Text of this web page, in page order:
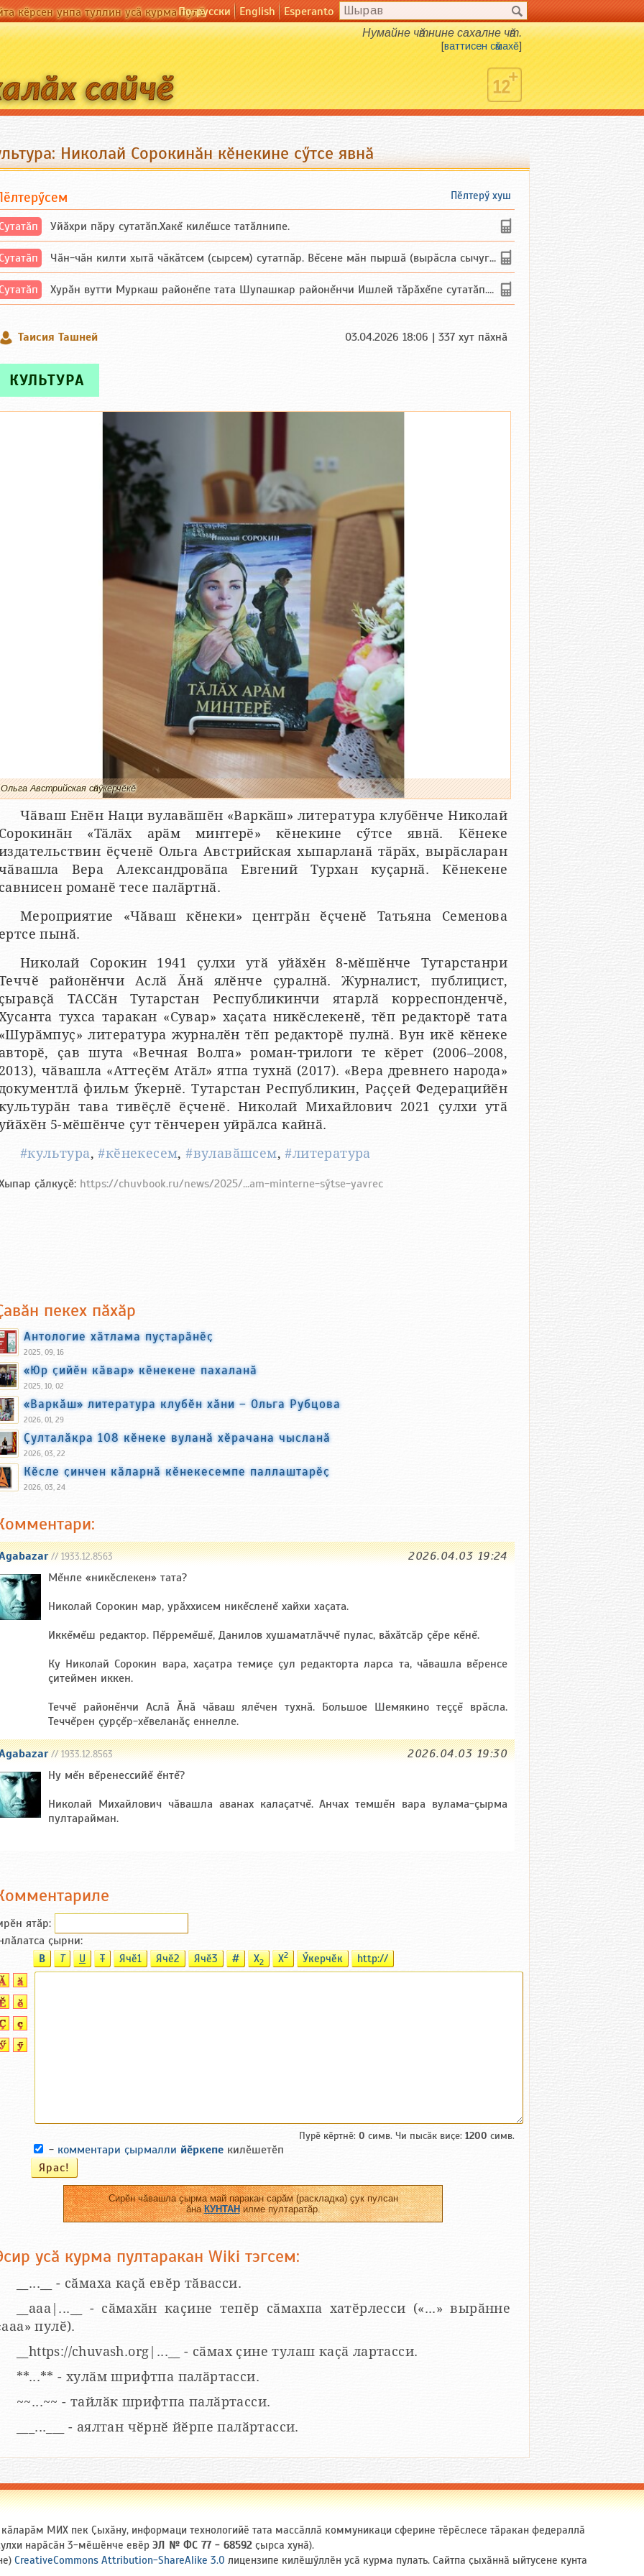
кӗрсен унпа туллин усӑ курма пулӗПо-русски English Esperanto
Нумайне чӑтнине сахалне чӑт.
[ваттисен сӑмахӗ]
Николай Сорокинӑн кӗнекине сӳтсе явнӑ
Пӗлтерӳ хуш
Уйăхри пăру сутатăп.Хакĕ килĕшсе татăлнипе.
Чăн-чăн килти хытă чăкăтсем (сырсем) сутатпăр. Вĕсене мăн пыршă (вырăсла сычуг) ...
Хурăн вутти Муркаш районĕпе тата Шупашкар районĕнчи Ишлей тăрăхĕпе сутатăп. Ха...
Таисия Ташней 03.04.2026 18:06 | 337 хут пӑхнӑ
КУЛЬТУРА
Ольга Австрийская сӑнӳкерчӗкӗ
Чӑваш Енӗн Наци вулавӑшӗн «Варкӑш» литература клубӗнче Николай
«Тӑлӑх арӑм минтерӗ» кӗнекине сӳтсе явнӑ. Кӗнеке
ӗҫченӗ Ольга Австрийская хыпарланӑ тӑрӑх, вырӑсларан
Вера Александровӑпа Евгений Турхан куҫарнӑ. Кӗнекене
романӗ тесе палӑртнӑ.
Мероприятие «Чӑваш кӗнеки» центрӑн ӗҫченӗ Татьяна Семенова
пынӑ.
Николай Сорокин 1941 ҫулхи утӑ уйӑхӗн 8-мӗшӗнче Тутарстанри
районӗнчи Аслӑ Ӑнӑ ялӗнче ҫуралнӑ. Журналист, публицист,
ТАССӑн Тутарстан Республикинчи ятарлӑ корреспонденчӗ,
тухса таракан «Сувар» хаҫата никӗслекенӗ, тӗп редакторӗ тата
литература журналӗн тӗп редакторӗ пулнӑ. Вун икӗ кӗнеке
ҫав шута «Вечная Волга» роман-трилоги те кӗрет (2006–2008,
чӑвашла «Аттеҫӗм Атӑл» ятпа тухнӑ (2017). «Вера древнего народа»
фильм ӳкернӗ. Тутарстан Республикин, Раҫҫей Федерацийӗн
тава тивӗҫлӗ ӗҫченӗ. Николай Михайлович 2021 ҫулхи утӑ
5-мӗшӗнче ҫут тӗнчерен уйрӑлса кайнӑ.
#культура,#кӗнекесем,#вулавӑшсем,#литература
ҫӑлкуҫӗ: https://chuvbook.ru/news/2025/...am-minterne-sӳtse-yavrec
пекех пӑхӑр
Антологие хӑтлама пуҫтарӑнӗҫ
2025, 09, 16
«Юр ҫийӗн кӑвар» кӗнекене пахаланӑ
2025, 10, 02
«Варкӑш» литература клубӗн хӑни – Ольга Рубцова
2026, 01, 29
Ҫулталӑкра 108 кӗнеке вуланӑ хӗрачана чысланӑ
2026, 03, 22
Кӗсле ҫинчен кӑларнӑ кӗнекесемпе паллаштарӗҫ
2026, 03, 24
// 1933.12.8563
2026.04.03 19:24
Мĕнле «никӗслекен» тата?
Николай Сорокин мар, урăххисем никĕсленĕ хайхи хаçата.
Иккĕмĕш редактор. Пĕрремĕшĕ, Данилов хушаматлăччĕ пулас, вăхăтсăр çĕре кĕнĕ.
Ку Николай Сорокин вара, хаçатра темиçе çул редакторта ларса та, чăвашла вĕренсе
çитеймен иккен.
Теччĕ районĕнчи Аслă Ăнă чăваш ялĕчен тухнă. Большое Шемякино теççĕ врăсла.
Теччĕрен çурçĕр-хĕвеланăç еннелле.
// 1933.12.8563
2026.04.03 19:30
Ну мĕн вĕренессийĕ ĕнтĕ?
Николай Михайлович чăвашла аванах калаçатчĕ. Анчах темшĕн вара вулама-çырма
пултарайман.
ятӑp:
ҫырни:
B T U T Ячӗ1 Ячӗ2 Ячӗ3 # X2 X2 Ӳкерчӗк http://
Пурӗ кӗртнӗ: 0 симв. Чи пысӑк виҫе: 1200 симв.
- комментари ҫырмалли йӗркепе килӗшетӗп
Сирӗн чӑвашла ҫырма май паракан сарӑм (раскладка) ҫук пулсан
ӑнаКУНТАНилме пултаратӑр.
усӑ курма пултаракан Wiki тэгсем:
__...__ - сӑмаха каҫӑ евӗр тӑвасси.
__aaa|...__ - сӑмахӑн каҫине тепӗр сӑмахпа хатӗрлесси («...» вырӑнне
пулӗ).
__https://chuvash.org|...__ - сӑмах ҫине тулаш каҫӑ лартасси.
**...** - хулӑм шрифтпа палӑртасси.
~~...~~ - тайлӑк шрифтпа палӑртасси.
___...___ - аялтан чӗрнӗ йӗрпе палӑртасси.
МИХ пек Ҫыхӑну, информаци технологийӗ тата массӑллӑ коммуникаци сферине тӗрӗслесе тӑракан федераллӑ
нарӑсӑн 3-мӗшӗнче евӗр ЭЛ № ФС 77 - 68592 ҫырса хунӑ).
CreativeCommons Attribution-ShareAlike 3.0 лицензипе килӗшӳллӗн усӑ курма пулать. Сайтпа ҫыхӑннӑ ыйтусене кунта